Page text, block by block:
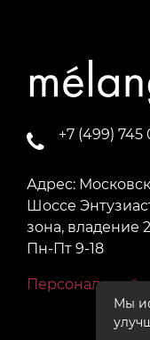
+7 (499) 745
Адрес:
Шоссе
зона, владение
Пн-Пт 9-18
Персональный
Мы